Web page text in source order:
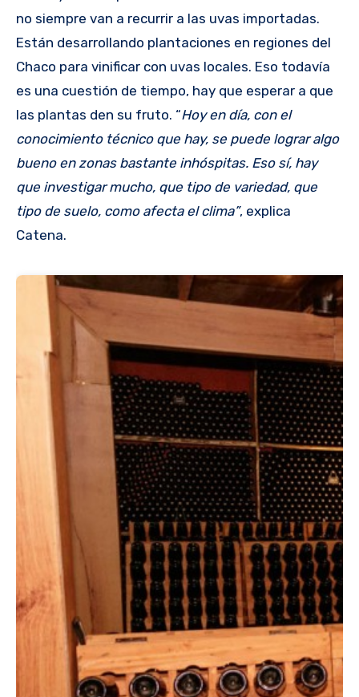
no siempre van a recurrir a las uvas importadas.
Están desarrollando plantaciones en regiones del
Chaco para vinificar con uvas locales. Eso todavía
es una cuestión de tiempo, hay que esperar a que
las plantas den su fruto. “Hoy en día, con el
conocimiento técnico que hay, se puede lograr algo
bueno en zonas bastante inhóspitas. Eso sí, hay
que investigar mucho, que tipo de variedad, que
tipo de suelo, como afecta el clima”, explica
Catena.